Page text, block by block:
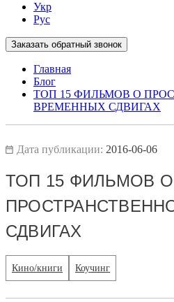
Укр
Рус
Заказать обратный звонок
Главная
Блог
ТОП 15 ФИЛЬМОВ О
ВРЕМЕННЫХ СДВИГАХ
Дата публикации: 2016-06-06
ТОП 15 ФИЛЬМОВ О
СДВИГАХ
Кино/книги Коучинг